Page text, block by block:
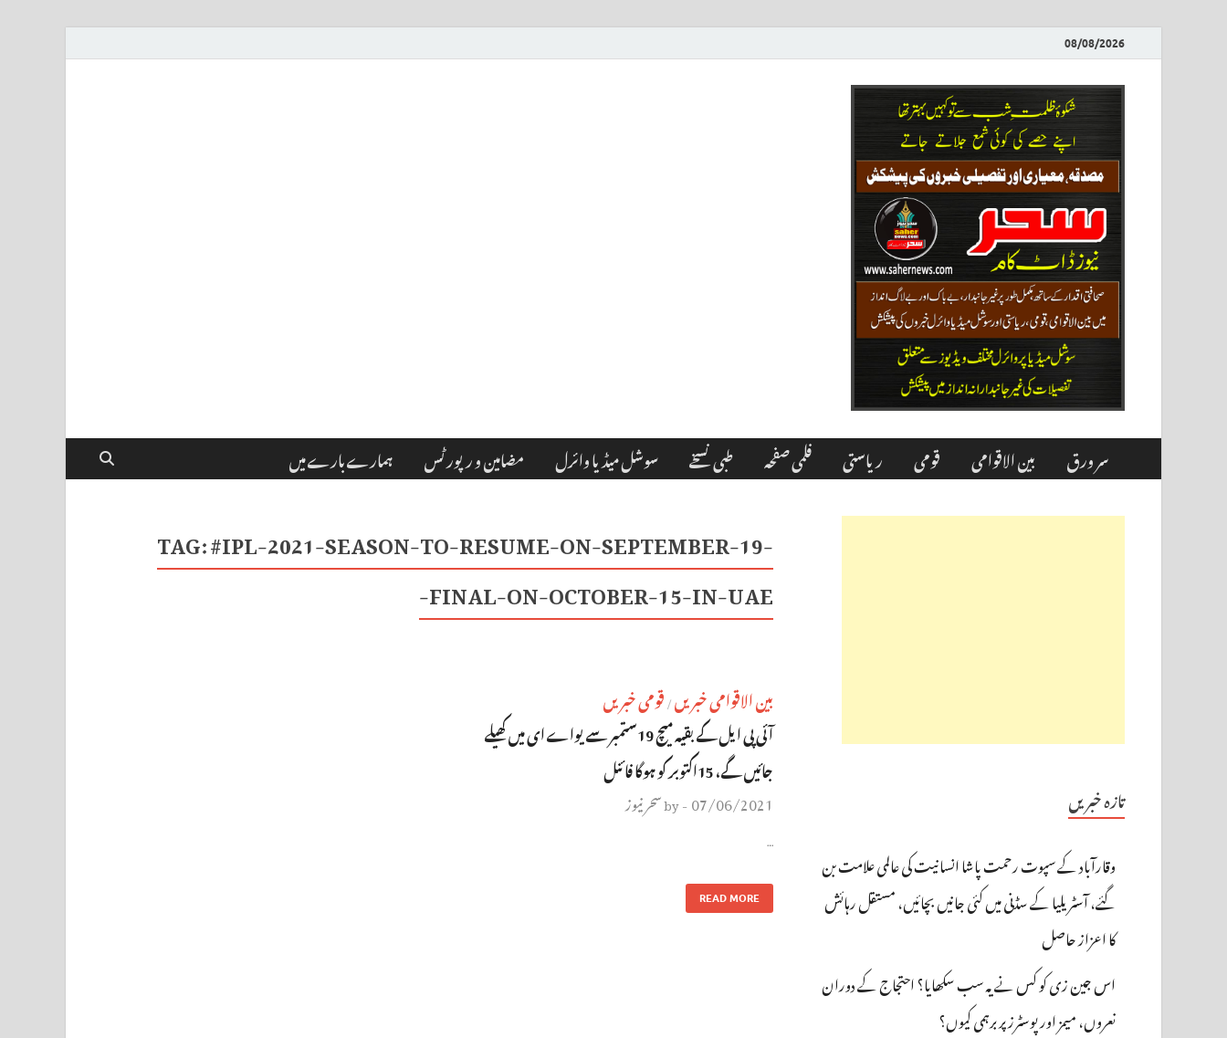
08/08/2026
سر ورق بین الاقوامی قومی ریاستی فلمی صفحہ طبی نسخے سوشل میڈیا وائرل مضامین و رپورٹس ہمارے بارے میں
TAG:#IPL-2021-SEASON-TO-RESUME-ON-SEPTEMBER-19-
FINAL-ON-OCTOBER-15-IN-UAE-
بین الاقوامی خبریں / قومی خبریں
آئی پی ایل کے بقیہ میچ 19ستمبر سے یواے ای میں کھیلے
جائیں گے، 15اکتوبر کو ہوگا فائنل
07/06/2021
-
byسحر نیوز
…
READ MORE
تازہ خبریں
وقارآباد کے سپوت رحمت پاشا انسانیت کی عالمی علامت بن
گئے، آسٹریلیا کے سڈنی میں کئی جانیں بچائیں، مستقل رہائش
کا اعزاز حاصل
اس جین زی کو کس نے یہ سب سکھایا؟ احتجاج کے دوران
نعروں، میمز اور پوسٹرز پر برہمی کیوں؟